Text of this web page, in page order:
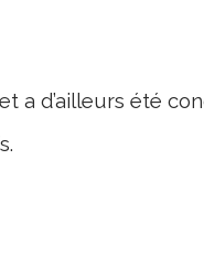
a d’ailleurs été